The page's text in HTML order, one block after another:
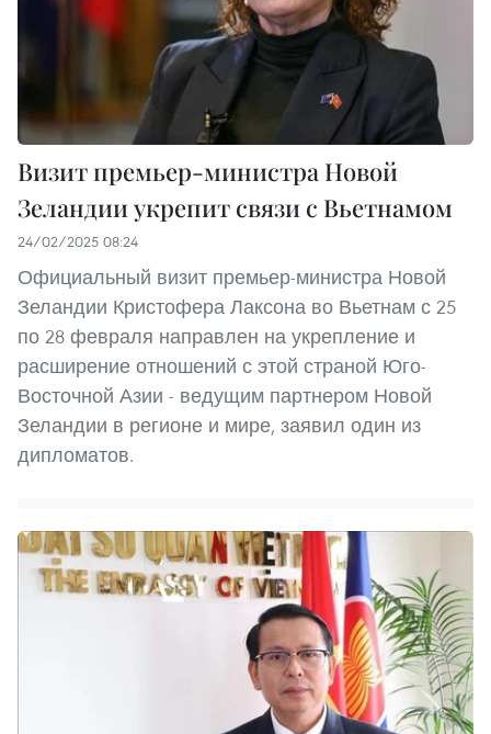
Визит премьер-министра Новой
Зеландии укрепит связи с Вьетнамом
24/02/2025 08:24
Официальный визит премьер-министра Новой
Зеландии Кристофера Лаксона во Вьетнам с 25
по 28 февраля направлен на укрепление и
расширение отношений с этой страной Юго-
Восточной Азии - ведущим партнером Новой
Зеландии в регионе и мире, заявил один из
дипломатов.